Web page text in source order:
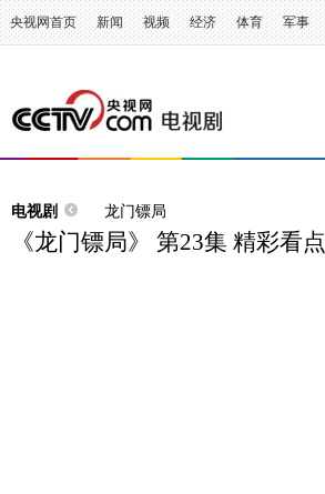
央视网首页 新闻 视频 经济 体育 军事
电视剧 龙门镖局
《龙门镖局》 第23集 精彩看点